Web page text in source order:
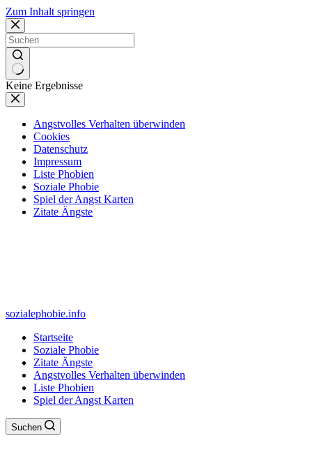
Zum Inhalt springen
Keine Ergebnisse
Angstvolles Verhalten überwinden
Cookies
Datenschutz
Impressum
Liste Phobien
Soziale Phobie
Spiel der Angst Karten
Zitate Ängste
sozialephobie.info
Startseite
Soziale Phobie
Zitate Ängste
Angstvolles Verhalten überwinden
Liste Phobien
Spiel der Angst Karten
Suchen